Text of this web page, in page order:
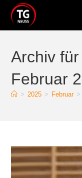
Inhalt
springen
Archiv
Februar
> 2025 > Februar >